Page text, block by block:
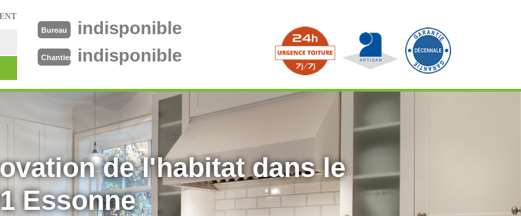
Bureau indisponible
Chantier indisponible
de l'habitat dans le
Essonne